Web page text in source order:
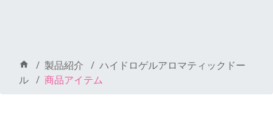
製品紹介
ハイドロゲルアロマティックドー
ル
商品アイテム